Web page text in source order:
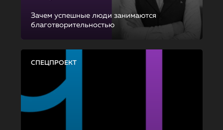
Зачем успешные люди занимаются
благотворительностью
СПЕЦПРОЕКТ